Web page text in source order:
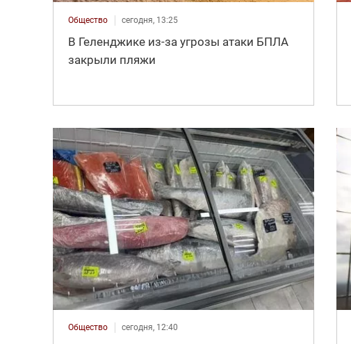
Общество сегодня, 13:25
В Геленджике из-за угрозы атаки БПЛА
закрыли пляжи
Общество сегодня, 12:40